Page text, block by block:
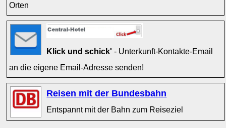
Orten
Klick und schick' - Unterkunft-Kontakte-Email
an die eigene Email-Adresse senden!
Reisen mit der Bundesbahn
Entspannt mit der Bahn zum Reiseziel